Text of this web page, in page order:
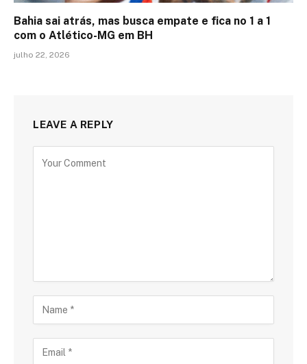
Bahia sai atrás, mas busca empate e fica no 1 a 1
com o Atlético-MG em BH
julho 22, 2026
LEAVE A REPLY